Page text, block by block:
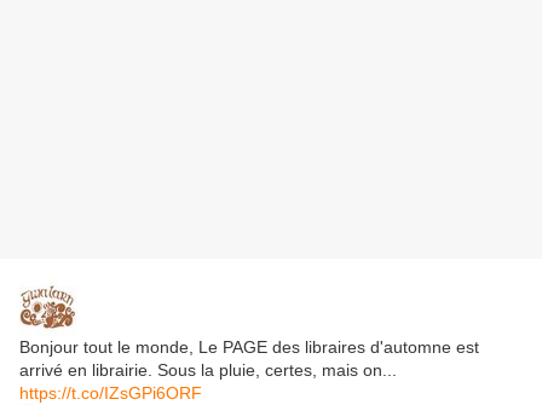
Bonjour tout le monde, Le PAGE des libraires d'automne est
arrivé en librairie. Sous la pluie, certes, mais on...
https://t.co/IZsGPi6ORF